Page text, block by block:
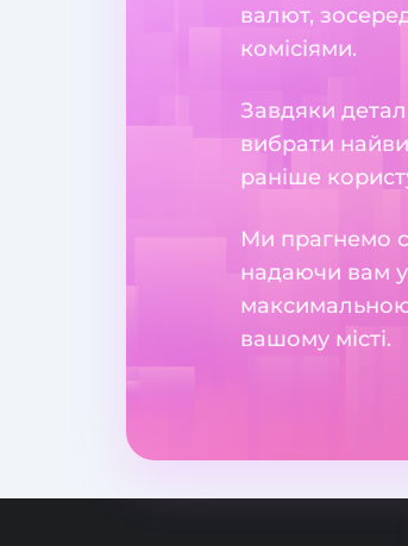
валют,
комісіями.
Завдяки
вибрати
раніше
Ми прагнемо
надаючи вам
вашому місті.